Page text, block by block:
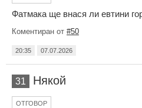
Фатмака ще внася ли евтини
Коментиран от #50
20:35 07.07.2026
31 Някой
ОТГОВОР